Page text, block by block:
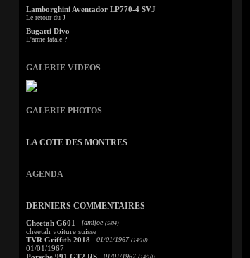
Lamborghini Aventador LP770-4 SVJ
Le retour du J
Bugatti Divo
L'arme fatale ?
GALERIE VIDEOS
GALERIE PHOTOS
LA COTE DES MONTRES
AGENDA
DERNIERS COMMENTAIRES
Cheetah G601 - jamijoe (5/04)
cheetah voiture suisse
TVR Griffith 2018 - 01/01/1967 (14/10)
01/01/1967
- 01/01/1967